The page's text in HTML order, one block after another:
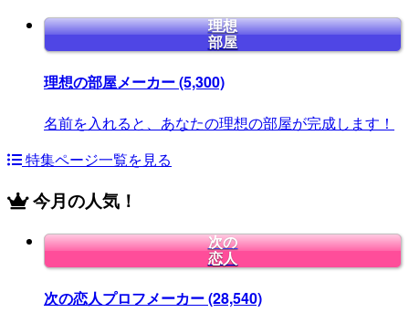
理想
部屋
理想の部屋メーカー(5,300)
名前を入れると、あなたの理想の部屋が完成します！
特集ページ一覧を見る
今月の人気！
次の
恋人
次の恋人プロフメーカー(28,540)